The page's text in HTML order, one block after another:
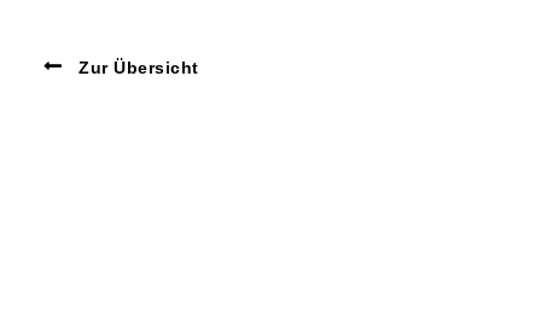
Zur Übersicht